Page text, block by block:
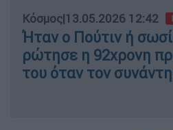
Κόσμος|13.05.2026 12:42
Ήταν ο Πούτιν ή
ρώτησε η 92χρονη
του όταν τον